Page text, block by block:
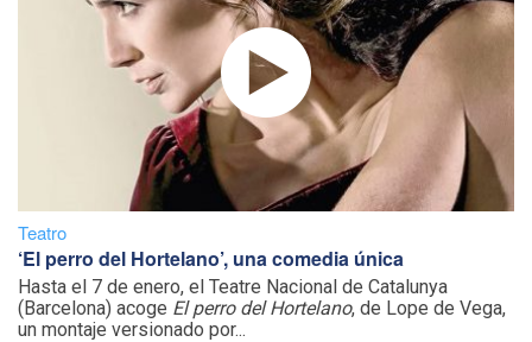
Teatro
‘El perro del Hortelano’, una comedia única
Hasta el 7 de enero, el Teatre Nacional de Catalunya
(Barcelona) acoge El perro del Hortelano, de Lope de Vega,
un montaje versionado por...